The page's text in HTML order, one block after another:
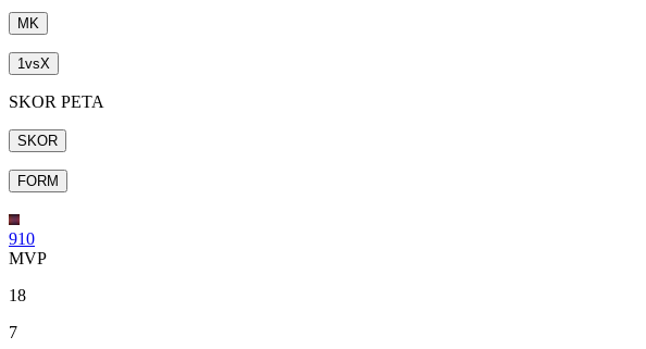
MK
1vsX
SKOR PETA
SKOR
FORM
910
MVP
18
7